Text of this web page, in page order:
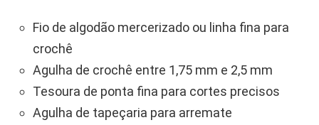
Fio de algodão mercerizado ou linha fina para
crochê
Agulha de crochê entre 1,75 mm e 2,5 mm
Tesoura de ponta fina para cortes precisos
Agulha de tapeçaria para arremate